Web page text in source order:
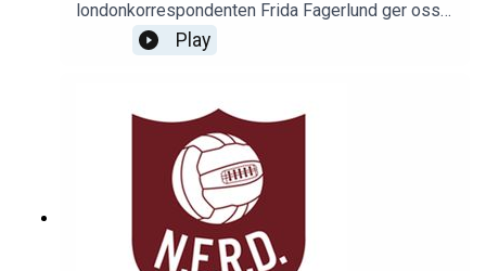
londonkorrespondenten Frida Fagerlund ger oss
en rapport. Jesper Hussfelt och Vicki Blommé
ger er de senaste inför helgens omstart i Serie A
sitt Napoli i onsdags.
Play